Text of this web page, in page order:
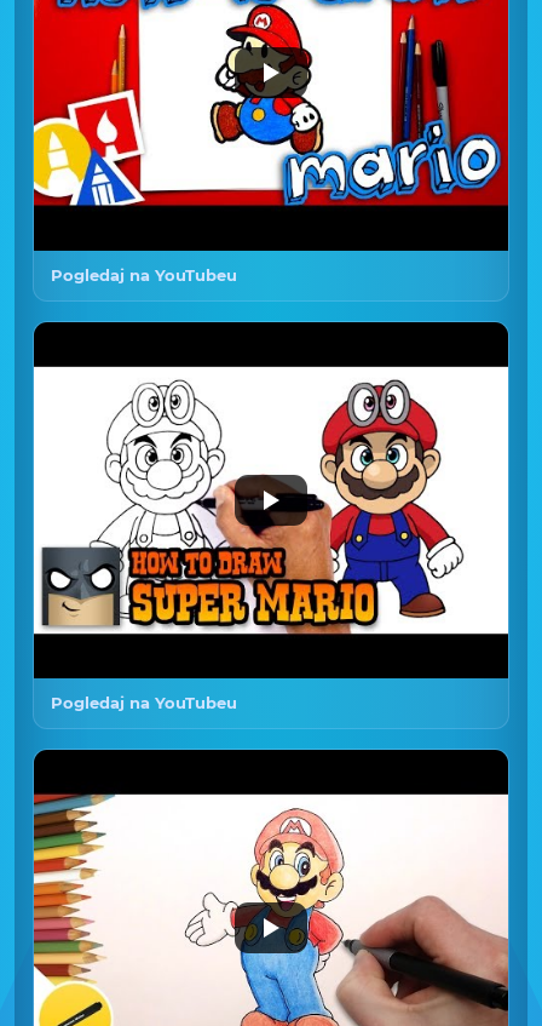
Pogledaj na YouTubeu
Pogledaj na YouTubeu